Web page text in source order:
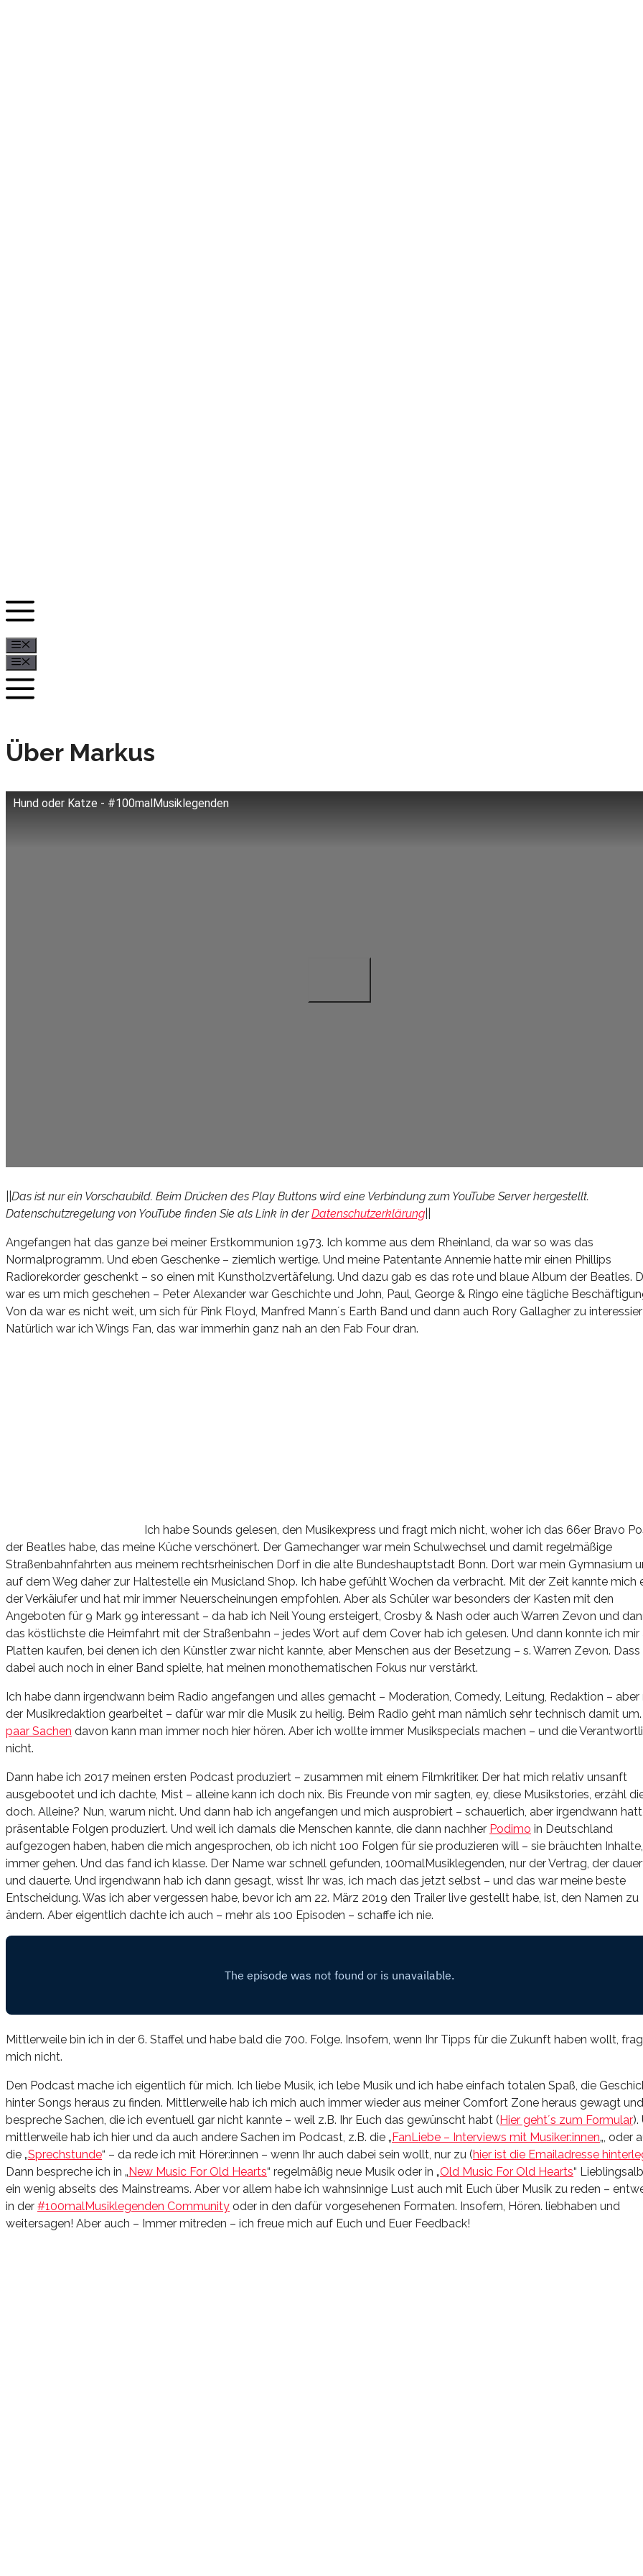
Über Markus
Hund oder Katze - #100malMusiklegenden
Das ist nur ein Vorschaubild. Beim Drücken des Play Buttons wird eine Verbindung zum YouTube Server hergestellt.
Datenschutzregelung von YouTube finden Sie als Link in derDatenschutzerklärung
Angefangen hat das ganze bei meiner Erstkommunion 1973. Ich komme aus dem Rheinland, da war so was das
Normalprogramm. Und eben Geschenke – ziemlich wertige. Und meine Patentante Annemie hatte mir einen Phillips
Radiorekorder geschenkt – so einen mit Kunstholzvertäfelung. Und dazu gab es das rote und blaue Album der Beatles.
war es um mich geschehen – Peter Alexander war Geschichte und John, Paul, George & Ringo eine tägliche
Von da war es nicht weit, um sich für Pink Floyd, Manfred Mann´s Earth Band und dann auch Rory Gallagher zu
Natürlich war ich Wings Fan, das war immerhin ganz nah an den Fab Four dran.
Ich habe Sounds gelesen, den Musikexpress und fragt mich nicht, woher ich das 66er Bravo
der Beatles habe, das meine Küche verschönert. Der Gamechanger war mein Schulwechsel und damit regelmäßige
Straßenbahnfahrten aus meinem rechtsrheinischen Dorf in die alte Bundeshauptstadt Bonn. Dort war mein Gymnasium
auf dem Weg daher zur Haltestelle ein Musicland Shop. Ich habe gefühlt Wochen da verbracht. Mit der Zeit kannte mich
der Verkäiufer und hat mir immer Neuerscheinungen empfohlen. Aber als Schüler war besonders der Kasten mit den
Angeboten für 9 Mark 99 interessant – da hab ich Neil Young ersteigert, Crosby & Nash oder auch Warren Zevon und
das köstlichste die Heimfahrt mit der Straßenbahn – jedes Wort auf dem Cover hab ich gelesen. Und dann konnte ich mir
Platten kaufen, bei denen ich den Künstler zwar nicht kannte, aber Menschen aus der Besetzung – s. Warren Zevon. Dass
dabei auch noch in einer Band spielte, hat meinen monothematischen Fokus nur verstärkt.
Ich habe dann irgendwann beim Radio angefangen und alles gemacht – Moderation, Comedy, Leitung, Redaktion – aber
der Musikredaktion gearbeitet – dafür war mir die Musik zu heilig. Beim Radio geht man nämlich sehr technisch damit um.
paar Sachen davon kann man immer noch hier hören. Aber ich wollte immer Musikspecials machen – und die
nicht.
Dann habe ich 2017 meinen ersten Podcast produziert – zusammen mit einem Filmkritiker. Der hat mich relativ unsanft
ausgebootet und ich dachte, Mist – alleine kann ich doch nix. Bis Freunde von mir sagten, ey, diese Musikstories, erzähl
doch. Alleine? Nun, warum nicht. Und dann hab ich angefangen und mich ausprobiert – schauerlich, aber irgendwann
präsentable Folgen produziert. Und weil ich damals die Menschen kannte, die dann nachher Podimo in Deutschland
aufgezogen haben, haben die mich angesprochen, ob ich nicht 100 Folgen für sie produzieren will – sie bräuchten
immer gehen. Und das fand ich klasse. Der Name war schnell gefunden, 100malMusiklegenden, nur der Vertrag, der
und dauerte. Und irgendwann hab ich dann gesagt, wisst Ihr was, ich mach das jetzt selbst – und das war meine beste
Entscheidung. Was ich aber vergessen habe, bevor ich am 22. März 2019 den Trailer live gestellt habe, ist, den Namen zu
ändern. Aber eigentlich dachte ich auch – mehr als 100 Episoden – schaffe ich nie.
Mittlerweile bin ich in der 6. Staffel und habe bald die 700. Folge. Insofern, wenn Ihr Tipps für die Zukunft haben wollt,
mich nicht.
Den Podcast mache ich eigentlich für mich. Ich liebe Musik, ich lebe Musik und ich habe einfach totalen Spaß, die
hinter Songs heraus zu finden. Mittlerweile hab ich mich auch immer wieder aus meiner Comfort Zone heraus gewagt und
bespreche Sachen, die ich eventuell gar nicht kannte – weil z.B. Ihr Euch das gewünscht habt ( Hier geht´s zum Formular).
mittlerweile hab ich hier und da auch andere Sachen im Podcast, z.B. die „ FanLiebe – Interviews mit Musiker:innen„, oder
die „Sprechstunde“ – da rede ich mit Hörer:innen – wenn Ihr auch dabei sein wollt, nur zu (hier ist die Emailadresse
Dann bespreche ich in „ New Music For Old Hearts“ regelmäßig neue Musik oder in „Old Music For Old Hearts“
ein wenig abseits des Mainstreams. Aber vor allem habe ich wahnsinnige Lust auch mit Euch über Musik zu reden –
in der #100malMusiklegenden Community oder in den dafür vorgesehenen Formaten. Insofern, Hören. liebhaben und
weitersagen! Aber auch – Immer mitreden – ich freue mich auf Euch und Euer Feedback!